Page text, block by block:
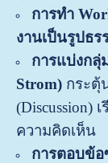
การทำ
งานเป็นรูปธร
การแบ่งกลุ่
Strom)กระตุ้
(Discussion)
ความคิดเห็น
การตอบข้